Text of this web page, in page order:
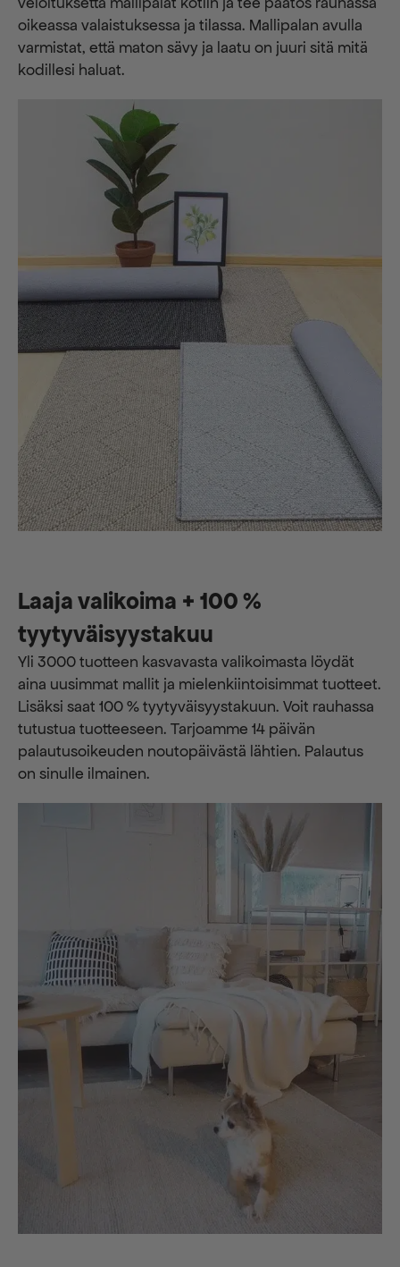
oikeassa valaistuksessa ja tilassa. Mallipalan avulla
varmistat, että maton sävy ja laatu on juuri sitä mitä
kodillesi haluat.
Laaja valikoima + 100 %
tyytyväisyystakuu
Yli 3000 tuotteen kasvavasta valikoimasta löydät
aina uusimmat mallit ja mielenkiintoisimmat tuotteet.
Lisäksi saat 100 % tyytyväisyystakuun. Voit rauhassa
tutustua tuotteeseen. Tarjoamme 14 päivän
palautusoikeuden noutopäivästä lähtien. Palautus
on sinulle ilmainen.